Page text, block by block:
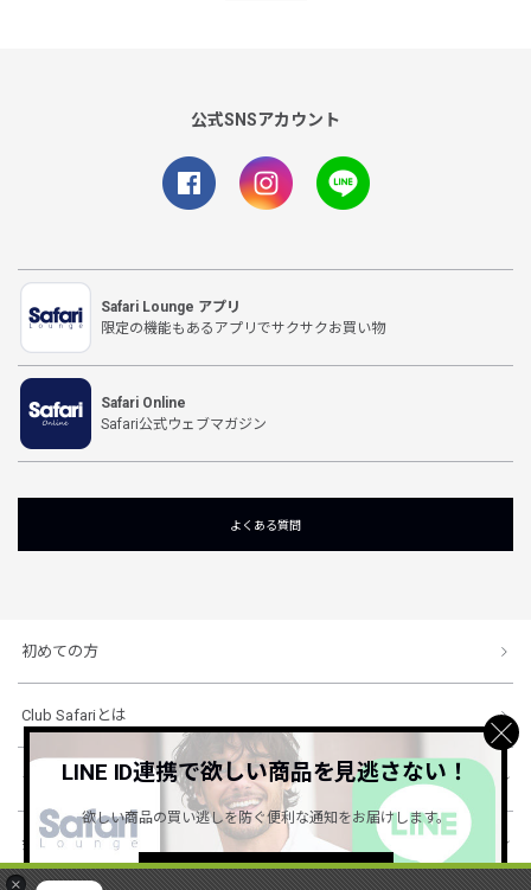
×
公式SNSアカウント
Safari Lounge アプリ
限定の機能もあるアプリでサクサクお買い物
Safari Online
Safari公式ウェブマガジン
よくある質問
初めての方
Club Safariとは
ショッピングガイド
会社概要・規約
LINE ID連携で欲しい商品を見逃さない！
欲しい商品の買い逃しを防ぐ便利な通知をお届けします。
詳しくはこちら ＞